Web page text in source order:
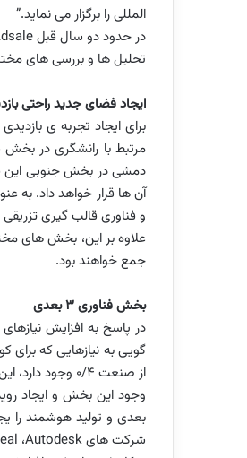
المللی را برگزار می نماید.”
در حدود دو سال قبل
تحلیل ها و بررسی های
ایجاد فضای جدید راحتی
برای ایجاد تجربه ی
مرتبط با رانشگری در
دمشی در بخش جنوبی این
آن ها قرار خواهد داد. به
و فناوری قالب گیری تزریقی
علاوه بر این، بخش های
جمع خواهند بود.
بخش فناوری 3 بعدی
در پاسخ به افزایش نیازهای
گویی به نیازهایی که
از صنعت 0/4 وجود دارد، این بخش خاص به تمامی فعالات این حوزه اختصاص داده شده است.
بعدی و تولید هوشمند را
شرکت هایAutodesk،